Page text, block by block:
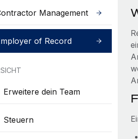
Management
of Record
Erweitere dein Team
Steuern